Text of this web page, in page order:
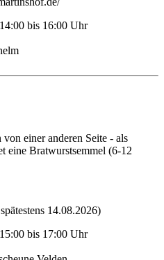
bis 16:00 Uhr
einer anderen Seite - als
eine Bratwurstsemmel (6-12
14.08.2026)
bis 17:00 Uhr